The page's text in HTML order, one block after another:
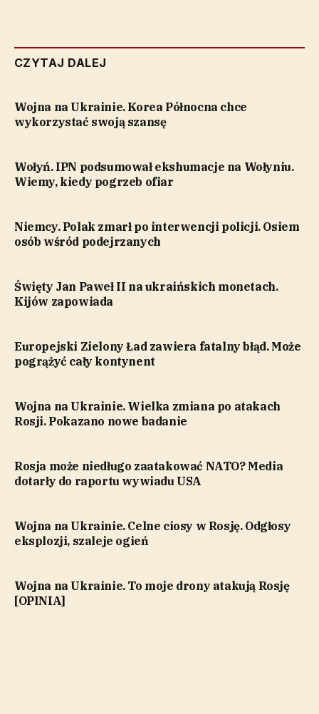
CZYTAJ DALEJ
Wojna na Ukrainie. Korea Północna chce
wykorzystać swoją szansę
Wołyń. IPN podsumował ekshumacje na Wołyniu.
Wiemy, kiedy pogrzeb ofiar
Niemcy. Polak zmarł po interwencji policji. Osiem
osób wśród podejrzanych
Święty Jan Paweł II na ukraińskich monetach.
Kijów zapowiada
Europejski Zielony Ład zawiera fatalny błąd. Może
pogrążyć cały kontynent
Wojna na Ukrainie. Wielka zmiana po atakach
Rosji. Pokazano nowe badanie
Rosja może niedługo zaatakować NATO? Media
dotarły do raportu wywiadu USA
Wojna na Ukrainie. Celne ciosy w Rosję. Odgłosy
eksplozji, szaleje ogień
Wojna na Ukrainie. To moje drony atakują Rosję
[OPINIA]